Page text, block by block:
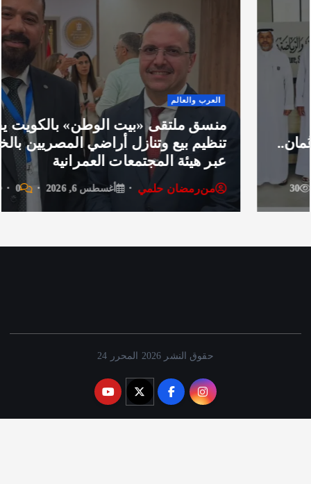
ملتقى «بيت الوطن» بالكويت يقترح
بيع وتنازل أراضي المصريين بالخارج
المجتمعات العمرانية
رمضان حلمي أغسطس 6, 2026 0
29
فن
سحر
من
حقوق النشر 2026 المحرر 24